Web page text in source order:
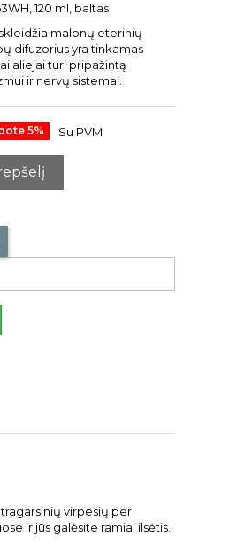
120 ml, baltas
malonų eterinių
difuzorius yra tinkamas
aliejai turi pripažintą
ir nervų sistemai.
5% Su PVM
virpesių per
ir jūs galėsite ramiai ilsėtis.